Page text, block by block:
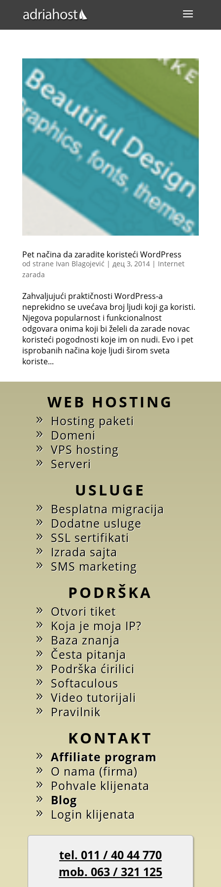
Pet načina da zaradite koristeći WordPress
od strane Ivan Blagojević | дец 3, 2014| Internet
zarada
Zahvaljujući praktičnosti WordPress-a
neprekidno se uvećava broj ljudi koji ga koristi.
Njegova popularnost i funkcionalnost
odgovara onima koji bi želeli da zarade novac
koristeći pogodnosti koje im on nudi. Evo i pet
isprobanih načina koje ljudi širom sveta
koriste...
WEB HOSTING
Hosting paketi
Domeni
VPS hosting
Serveri
USLUGE
Besplatna migracija
Dodatne usluge
SSL sertifikati
Izrada sajta
SMS marketing
PODRŠKA
Otvori tiket
Koja je moja IP?
Baza znanja
Česta pitanja
Podrška ćirilici
Softaculous
Video tutorijali
Pravilnik
KONTAKT
Affiliate program
O nama (firma)
Pohvale klijenata
Blog
Login klijenata
tel. 011 / 40 44 770
mob. 063 / 321 125